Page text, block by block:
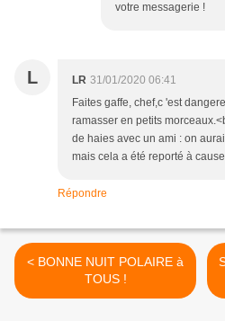
votre messagerie !
L LR 31/01/2020 06:41
Faites gaffe, chef,c 'est
ramasser en petits
de haies avec un ami : on
mais cela a été reporté à
Répondre
< BONNE NUIT POLAIRE à
TOUS !